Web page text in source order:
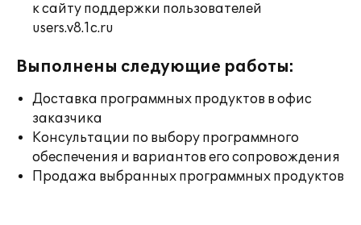
к сайту поддержки пользователей
users.v8.1c.ru
Выполнены следующие работы:
Доставка программных продуктов в офис
заказчика
Консультации по выбору программного
обеспечения и вариантов его сопровождения
Продажа выбранных программных продуктов